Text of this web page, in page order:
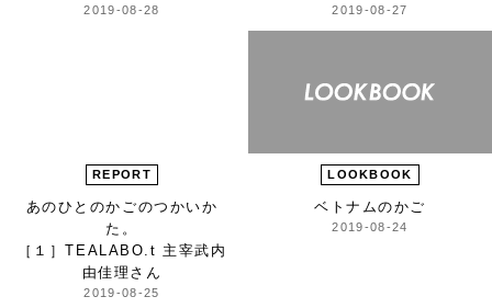
2019-08-28 2019-08-27
REPORT
あのひとのかごのつかいか
た。
［１］TEALABO.t 主宰武内
由佳理さん
2019-08-25
LOOKBOOK
ベトナムのかご
2019-08-24